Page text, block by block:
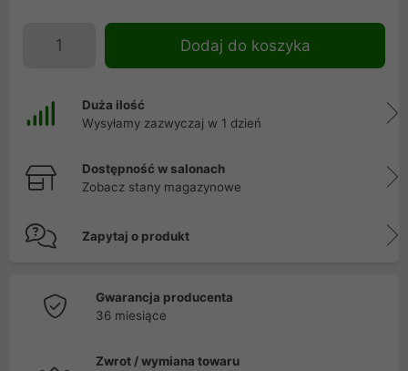
Dodaj do koszyka
Duża ilość
Wysyłamy zazwyczaj w 1 dzień
Dostępność w salonach
Zobacz stany magazynowe
Zapytaj o produkt
Gwarancja producenta
36 miesiące
Zwrot / wymiana towaru